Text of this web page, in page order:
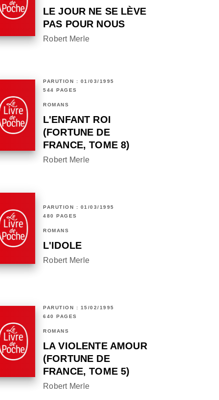
LE JOUR NE SE LÈVE
PAS POUR NOUS
Robert Merle
PARUTION : 01/03/1995
544 PAGES
ROMANS
L'ENFANT ROI
(FORTUNE DE
FRANCE, TOME 8)
Robert Merle
PARUTION : 01/03/1995
480 PAGES
ROMANS
L'IDOLE
Robert Merle
PARUTION : 15/02/1995
640 PAGES
ROMANS
LA VIOLENTE AMOUR
(FORTUNE DE
FRANCE, TOME 5)
Robert Merle